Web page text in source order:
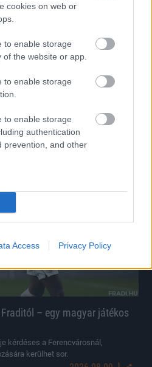
cookies on web or
to enable storage
the website or app.
to enable storage
to enable storage
authentication
prevention, and other
Access Privacy Policy
igazolt a ZTE
2026.08.10.
– egy magyar játékos
kérdéses a Ferencvárosnál,
kerülhet sor.